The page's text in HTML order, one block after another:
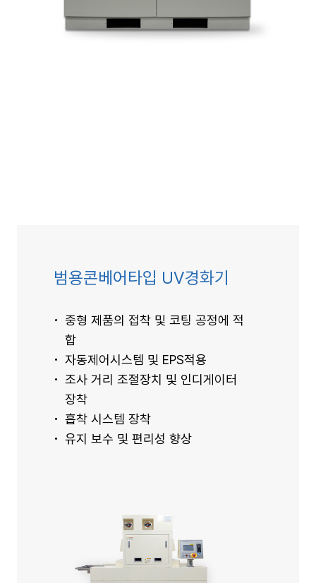
범용콘베어타입 UV경화기
중형 제품의 접착 및 코팅 공정에 적
합
자동제어시스템 및 EPS적용
조사 거리 조절장치 및 인디게이터
장착
흡착 시스템 장착
유지 보수 및 편리성 향상